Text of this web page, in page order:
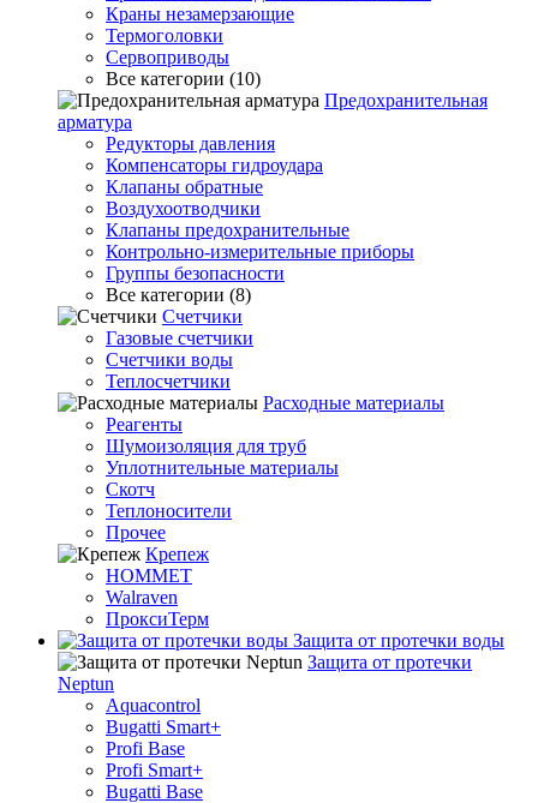
Краны незамерзающие
Термоголовки
Сервоприводы
Все категории (10)
Предохранительная
арматура
Редукторы давления
Компенсаторы гидроудара
Клапаны обратные
Воздухоотводчики
Клапаны предохранительные
Контрольно-измерительные приборы
Группы безопасности
Все категории (8)
Счетчики
Газовые счетчики
Счетчики воды
Теплосчетчики
Расходные материалы
Реагенты
Шумоизоляция для труб
Уплотнительные материалы
Скотч
Теплоносители
Прочее
Крепеж
HOMMET
Walraven
ПроксиТерм
Защита от протечки воды
Защита от протечки
Neptun
Aquacontrol
Bugatti Smart+
Profi Base
Profi Smart+
Bugatti Base